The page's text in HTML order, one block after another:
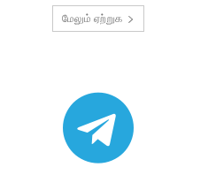
மேலும் ஏற்றுக